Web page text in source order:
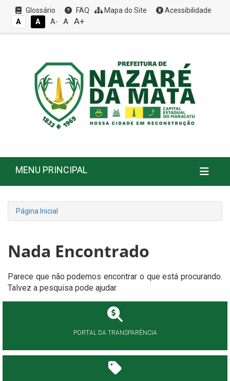
Glossário FAQ Mapa do Site
Acessibilidade
A
A A- A A+
MENU PRINCIPAL
Página Inicial
Nada Encontrado
Parece que não podemos encontrar o que está procurando.
Talvez a pesquisa pode ajudar.
PORTAL DA TRANSPARÊNCIA